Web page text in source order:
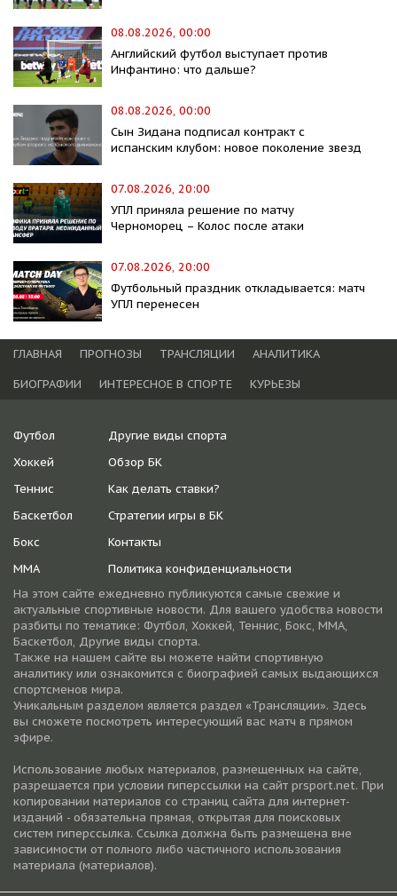
08.08.2026, 00:00
Английский футбол выступает против
Инфантино: что дальше?
08.08.2026, 00:00
Сын Зидана подписал контракт с
испанским клубом: новое поколение звезд
07.08.2026, 20:00
УПЛ приняла решение по матчу
Черноморец – Колос после атаки
07.08.2026, 20:00
Футбольный праздник откладывается: матч
УПЛ перенесен
ГЛАВНАЯ ПРОГНОЗЫ ТРАНСЛЯЦИИ
АНАЛИТИКА
БИОГРАФИИ
ИНТЕРЕСНОЕ В СПОРТЕ КУРЬЕЗЫ
Футбол
Хоккей
Теннис
Баскетбол
Бокс
ММА
Другие виды спорта
Обзор БК
Как делать ставки?
Стратегии игры в БК
Контакты
Политика конфиденциальности
На этом сайте ежедневно публикуются самые свежие и
актуальные спортивные новости. Для вашего удобства новости
разбиты по тематике: Футбол, Хоккей, Теннис, Бокс, ММА,
Баскетбол, Другие виды спорта.
Также на нашем сайте вы можете найти спортивную
аналитику или ознакомится с биографией самых выдающихся
спортсменов мира.
Уникальным разделом является раздел «Трансляции». Здесь
вы сможете посмотреть интересующий вас матч в прямом
эфире.
Использование любых материалов, размещенных на сайте,
разрешается при условии гиперссылки на cайт prsport.net. При
копировании материалов со страниц сайта для интернет-
изданий - обязательна прямая, открытая для поисковых
систем гиперссылка. Ссылка должна быть размещена вне
зависимости от полного либо частичного использования
материала (материалов).